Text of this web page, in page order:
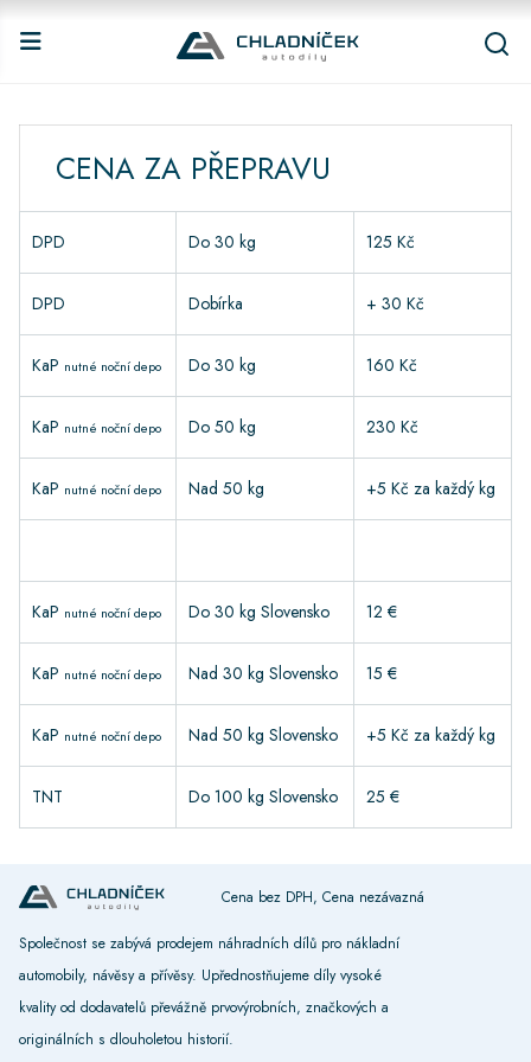
CENA ZA PŘEPRAVU
DPD Do 30 kg 125 Kč
DPD Dobírka + 30 Kč
KaP nutné noční depo Do 30 kg 160 Kč
KaP nutné noční depo Do 50 kg 230 Kč
KaP nutné noční depo Nad 50 kg +5 Kč za každý kg
KaP nutné noční depo Do 30 kg Slovensko 12 €
KaP nutné noční depo Nad 30 kg Slovensko 15 €
KaP nutné noční depo Nad 50 kg Slovensko +5 Kč za každý kg
TNT Do 100 kg Slovensko 25 €
Cena bez DPH, Cena nezávazná
Společnost se zabývá prodejem náhradních dílů pro nákladní
automobily, návěsy a přívěsy. Upřednostňujeme díly vysoké
kvality od dodavatelů převážně prvovýrobních, značkových a
originálních s dlouholetou historií.